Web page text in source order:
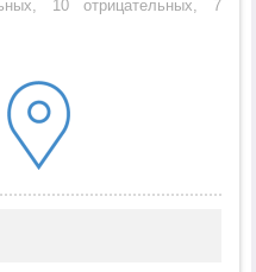
, 10 отрицательных,7